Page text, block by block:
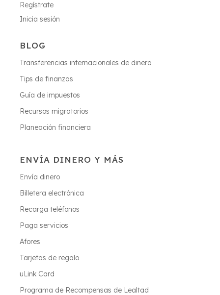
Regístrate
Inicia sesión
BLOG
Transferencias internacionales de dinero
Tips de finanzas
Guía de impuestos
Recursos migratorios
Planeación financiera
ENVÍA DINERO Y MÁS
Envía dinero
Billetera electrónica
Recarga teléfonos
Paga servicios
Afores
Tarjetas de regalo
uLink Card
Programa de Recompensas de Lealtad